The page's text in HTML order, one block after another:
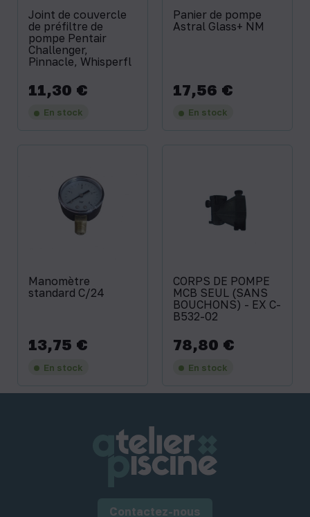
Joint de couvercle
de préfiltre de
pompe Pentair
Challenger,
Pinnacle, Whisperfl
Prix
11,30 €
En stock
Panier de pompe
Astral Glass+ NM
Prix
17,56 €
En stock
Manomètre
standard C/24
Prix
13,75 €
En stock
CORPS DE POMPE
MCB SEUL (SANS
BOUCHONS) - EX C-
B532-02
Prix
78,80 €
En stock
Contactez-nous